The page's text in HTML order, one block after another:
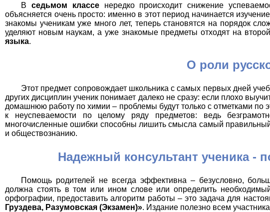
В седьмом классенередко происходит снижение
объясняется очень просто: именно в этот период начинается
знакомы ученикам уже много лет, теперь становятся на порядок
уделяют новым наукам, а уже знакомые предметы отходят на
языка.
О роли
Этот предмет сопровождает школьника с самых первых дней
других дисциплин ученик понимает далеко не сразу: если плохо
домашнюю работу по химии – проблемы будут только с отметками по
к неуспеваемости по целому ряду предметов: ведь
многочисленные ошибки способны лишить смысла самый
и обществознанию.
Надежный консультант ученика -
Помощь родителей не всегда эффективна – безусловно,
должна стоять в том или ином слове или определить
орфографии, предоставить алгоритм работы – это задача для
Груздева, Разумовская (Экзамен)». Издание полезно всем